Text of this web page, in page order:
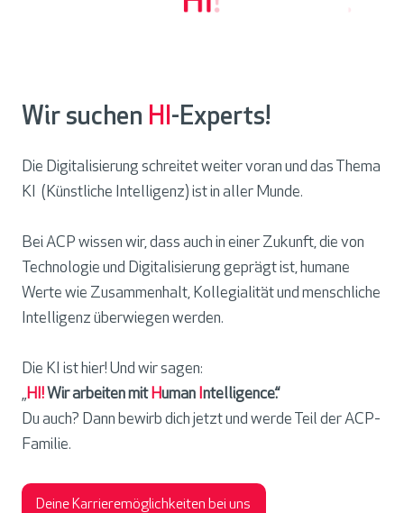
Wir suchen HI-Experts!
Die Digitalisierung schreitet weiter voran und das Thema
KI (Künstliche Intelligenz) ist in aller Munde.
Bei ACP wissen wir, dass auch in einer Zukunft, die von
Technologie und Digitalisierung geprägt ist, humane
Werte wie Zusammenhalt, Kollegialität und menschliche
Intelligenz überwiegen werden.
Die KI ist hier! Und wir sagen:
„HI! Wir arbeiten mitHuman Intelligence.“
Du auch? Dann bewirb dich jetzt und werde Teil der ACP-
Familie.
Deine Karrieremöglichkeiten bei uns